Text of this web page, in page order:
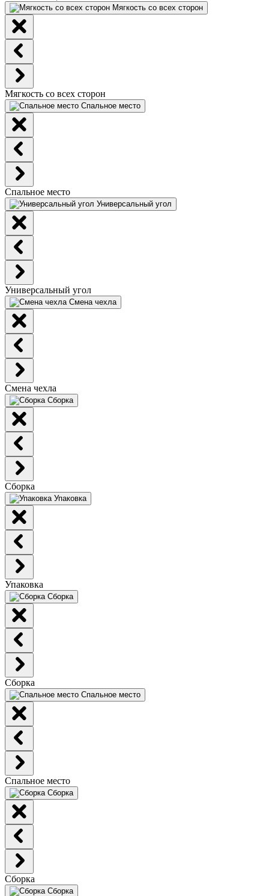
Мягкость со всех сторон
Мягкость со всех сторон
Спальное место
Спальное место
Универсальный угол
Универсальный угол
Смена чехла
Смена чехла
Сборка
Сборка
Упаковка
Упаковка
Сборка
Сборка
Спальное место
Спальное место
Сборка
Сборка
Сборка